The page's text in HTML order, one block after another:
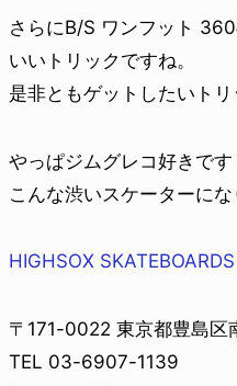
さらにB/S ワンフット
いいトリックですね。
是非ともゲットしたいトリ
やっぱジムグレコ好きです
こんな渋いスケーターに
HIGHSOX SKATEBOARDS
〒171-0022 東京都豊島区
TEL 03-6907-1139